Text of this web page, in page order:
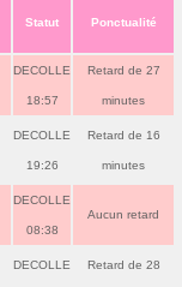
Statut Ponctualité
DECOLLE
18:57
Retard de 27
minutes
DECOLLE
19:26
Retard de 16
minutes
DECOLLE
08:38
Aucun retard
DECOLLE Retard de 28